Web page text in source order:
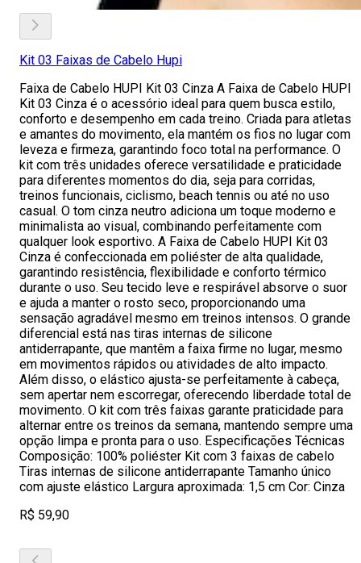
Kit 03 Faixas de Cabelo Hupi
Faixa de Cabelo HUPI Kit 03 Cinza A Faixa de Cabelo HUPI
Kit 03 Cinza é o acessório ideal para quem busca estilo,
conforto e desempenho em cada treino. Criada para atletas
e amantes do movimento, ela mantém os fios no lugar com
leveza e firmeza, garantindo foco total na performance. O
kit com três unidades oferece versatilidade e praticidade
para diferentes momentos do dia, seja para corridas,
treinos funcionais, ciclismo, beach tennis ou até no uso
casual. O tom cinza neutro adiciona um toque moderno e
minimalista ao visual, combinando perfeitamente com
qualquer look esportivo. A Faixa de Cabelo HUPI Kit 03
Cinza é confeccionada em poliéster de alta qualidade,
garantindo resistência, flexibilidade e conforto térmico
durante o uso. Seu tecido leve e respirável absorve o suor
e ajuda a manter o rosto seco, proporcionando uma
sensação agradável mesmo em treinos intensos. O grande
diferencial está nas tiras internas de silicone
antiderrapante, que mantêm a faixa firme no lugar, mesmo
em movimentos rápidos ou atividades de alto impacto.
Além disso, o elástico ajusta-se perfeitamente à cabeça,
sem apertar nem escorregar, oferecendo liberdade total de
movimento. O kit com três faixas garante praticidade para
alternar entre os treinos da semana, mantendo sempre uma
opção limpa e pronta para o uso. Especificações Técnicas
Composição: 100% poliéster Kit com 3 faixas de cabelo
Tiras internas de silicone antiderrapante Tamanho único
com ajuste elástico Largura aproximada: 1,5 cm Cor: Cinza
R$ 59,90